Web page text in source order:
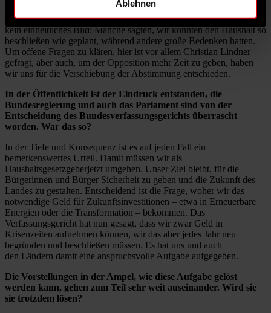
Ablehnen
den Spielraum für nötige Investitionen in zukunftsfähige
Arbeitsplätze und saubere Energien haben. Beim Verfahren gab es
kein einheitliches Bild: Manche sagten, wir könnten den Haushalt so
beschließen wie geplant, während andere große Bedenken hatten.
Um offene Fragen zu klären, hier ist vor allem Christian Lindner
gefragt, aber auch, um der Opposition mehr Zeit zu geben, haben
wir uns für die Verschiebung der Abstimmung entschieden.
In der Öffentlichkeit ist der Eindruck entstanden, die
Bundesregierung und auch das Parlament sind von der
Entscheidung des Bundesverfassungsgerichts überrascht
worden. War das so?
In der Tiefe und Konsequenz ist es auf jeden Fall ein
bemerkenswertes Urteil. Damit müssen wir als
Haushaltsgesetzgeberjetzt umgehen. Unser Ziel bleibt, für die
Bürgerinnen und Bürger Sicherheit zu geben und die Zukunft des
Landes zu gestalten. Entscheidend ist die Frage, woher wir das
notwendige Geld für Zukunftsinvestitionen – etwa in Erneuerbare
Energien oder die Transformation – bekommen. Das
Verfassungsgericht hat nun gesagt, dass wir zwar Geld in
Krisenzeiten aufnehmen können, wir das aber jedes Jahr neu
begründen und beschließen müssen. Es hat uns und auch
den Ländern damit eine anspruchsvolle Aufgabe aufgegeben.
Die Vorstellungen in der Ampel, wie diese Aufgabe gelöst
werden kann, gehen zum Teil sehr weit auseinander. Wird sie
sie trotzdem lösen?